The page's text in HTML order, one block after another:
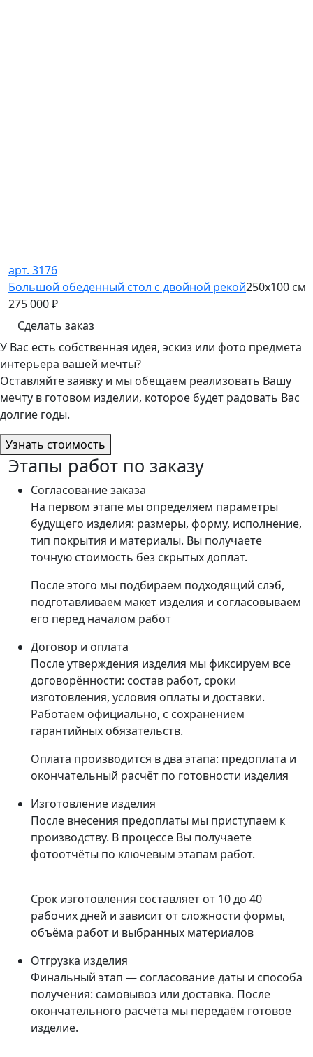
арт. 3176
Большой обеденный стол с двойной рекой250х100 см
275 000₽
Сделать заказ
У Вас есть собственная идея, эскиз или фото предмета
интерьера вашей мечты?
Оставляйте заявку и мы обещаем реализовать Вашу
мечту в готовом изделии, которое будет радовать Вас
долгие годы.
Узнать стоимость
Этапы работ по заказу
Согласование заказа
На первом этапе мы определяем параметры
будущего изделия: размеры, форму, исполнение,
тип покрытия и материалы. Вы получаете
точную стоимость без скрытых доплат.
После этого мы подбираем подходящий слэб,
подготавливаем макет изделия и согласовываем
его перед началом работ
Договор и оплата
После утверждения изделия мы фиксируем все
договорённости: состав работ, сроки
изготовления, условия оплаты и доставки.
Работаем официально, с сохранением
гарантийных обязательств.
Оплата производится в два этапа: предоплата и
окончательный расчёт по готовности изделия
Изготовление изделия
После внесения предоплаты мы приступаем к
производству. В процессе Вы получаете
фотоотчёты по ключевым этапам работ.
Срок изготовления составляет от 10 до 40
рабочих дней и зависит от сложности формы,
объёма работ и выбранных материалов
Отгрузка изделия
Финальный этап — согласование даты и способа
получения: самовывоз или доставка. После
окончательного расчёта мы передаём готовое
изделие.